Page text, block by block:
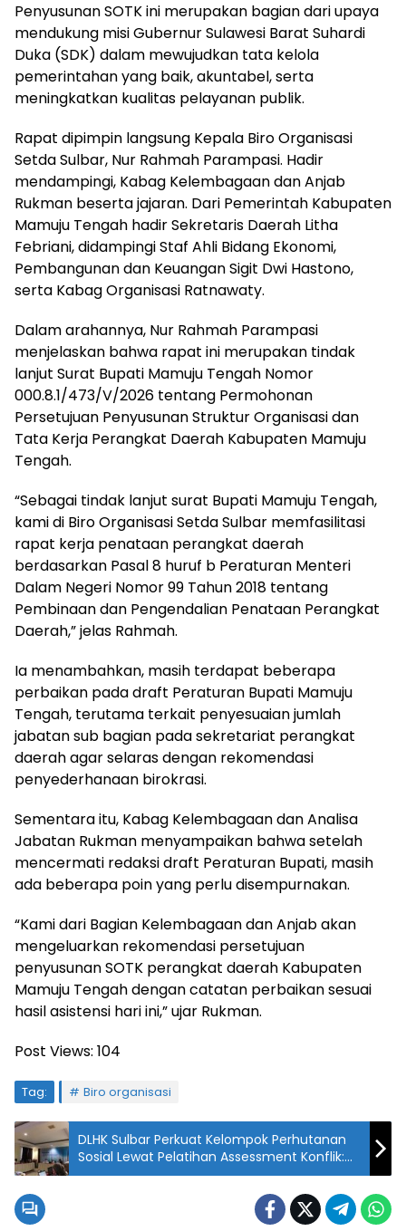
Penyusunan SOTK ini merupakan bagian dari upaya
mendukung misi Gubernur Sulawesi Barat Suhardi
Duka (SDK) dalam mewujudkan tata kelola
pemerintahan yang baik, akuntabel, serta
meningkatkan kualitas pelayanan publik.
Rapat dipimpin langsung Kepala Biro Organisasi
Setda Sulbar, Nur Rahmah Parampasi. Hadir
mendampingi, Kabag Kelembagaan dan Anjab
Rukman beserta jajaran. Dari Pemerintah Kabupaten
Mamuju Tengah hadir Sekretaris Daerah Litha
Febriani, didampingi Staf Ahli Bidang Ekonomi,
Pembangunan dan Keuangan Sigit Dwi Hastono,
serta Kabag Organisasi Ratnawaty.
Dalam arahannya, Nur Rahmah Parampasi
menjelaskan bahwa rapat ini merupakan tindak
lanjut Surat Bupati Mamuju Tengah Nomor
000.8.1/473/V/2026 tentang Permohonan
Persetujuan Penyusunan Struktur Organisasi dan
Tata Kerja Perangkat Daerah Kabupaten Mamuju
Tengah.
“Sebagai tindak lanjut surat Bupati Mamuju Tengah,
kami di Biro Organisasi Setda Sulbar memfasilitasi
rapat kerja penataan perangkat daerah
berdasarkan Pasal 8 huruf b Peraturan Menteri
Dalam Negeri Nomor 99 Tahun 2018 tentang
Pembinaan dan Pengendalian Penataan Perangkat
Daerah,” jelas Rahmah.
Ia menambahkan, masih terdapat beberapa
perbaikan pada draft Peraturan Bupati Mamuju
Tengah, terutama terkait penyesuaian jumlah
jabatan sub bagian pada sekretariat perangkat
daerah agar selaras dengan rekomendasi
penyederhanaan birokrasi.
Sementara itu, Kabag Kelembagaan dan Analisa
Jabatan Rukman menyampaikan bahwa setelah
mencermati redaksi draft Peraturan Bupati, masih
ada beberapa poin yang perlu disempurnakan.
“Kami dari Bagian Kelembagaan dan Anjab akan
mengeluarkan rekomendasi persetujuan
penyusunan SOTK perangkat daerah Kabupaten
Mamuju Tengah dengan catatan perbaikan sesuai
hasil asistensi hari ini,” ujar Rukman.
Post Views: 104
Tag: Biro organisasi
DLHK Sulbar Perkuat Kelompok Perhutanan
Sosial Lewat Pelatihan Assessment Konflik:
Dorong Tata Kelola Hutan Berkelanjutan